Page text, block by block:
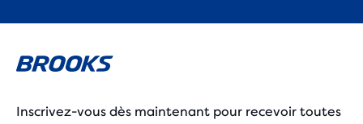
Inscrivez-vous dès maintenant pour recevoir toutes